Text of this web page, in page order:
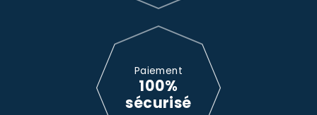
Paiement
100%
sécurisé